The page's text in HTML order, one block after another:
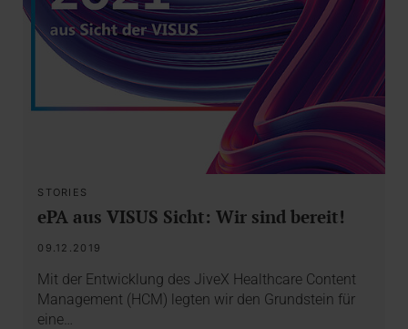
STORIES
ePA aus VISUS Sicht: Wir sind bereit!
09.12.2019
Mit der Entwicklung des JiveX Healthcare Content
Management (HCM) legten wir den Grundstein für
eine…